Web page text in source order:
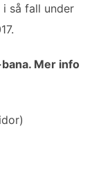
så fall under
Mer info